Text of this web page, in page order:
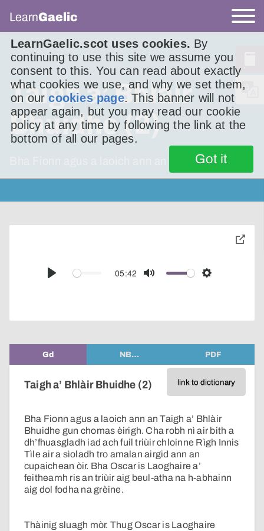
LearnGaelic.scot uses cookies. By
continuing to use this site we assume you
consent to this. You can read about exactly
what cookies we use, and why we set them,
on ourcookies page. This banner will not
appear again, but you may read our cookie
policy at any time by following the link at the
bottom of all our pages.
Got it
LearnGaelic
Taigh a’ Bhlàir
Bhuidhe (2)
Bha Fionn agus a laoich ann an Taigh a’ Bhlàir
Play
05:42
Mute Settings
toggle
Gd NB… PDF
link to dictionary
Taigh a’ Bhlàir Bhuidhe (2)
Bha Fionn agus a laoich ann an Taigh a’ Bhlàir
Bhuidhe gun chomas èirigh. Cha robh nì air bith a
dh’fhuasgladh iad ach fuil triùir chloinne Rìgh Innis
Tìle air a sìoladh tro amalan airgid ann an
cupaichean òir. Bha Oscar is Laoghaire a’
feitheamh ris an triùir aig beul-atha na h-abhainn
aig dol fodha na grèine.
Thàinig sluagh mòr. Thug Oscar is Laoghaire